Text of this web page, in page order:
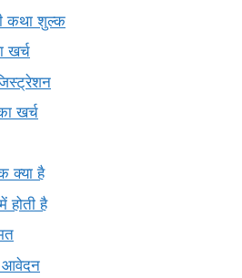
कथा शुल्क
खर्च
खर्च
क्या है
होती है
आवेदन